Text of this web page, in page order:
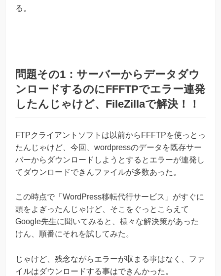
る。
問題その1：サーバーからデータダウ
ンロードするのにFFFTPでエラー連発
したんじゃけど、FileZillaで解決！！
FTPクライアントソフトは以前からFFFTPを使っとっ
たんじゃけど、今回、wordpressのデータを既存サー
バーからダウンロードしようとするとエラーが連発し
てダウンロードできんファイルが多数あった。
この時点で「WordPress移転代行サービス」がすぐに
頭をよぎったんじゃけど、そこをぐっとこらえて
Google先生に聞いてみると、様々な解決策があった
けん、順番にそれを試してみた。
じゃけど、残念ながらエラーが収まる事はなく、ファ
イルはダウンロードする事はできんかった。